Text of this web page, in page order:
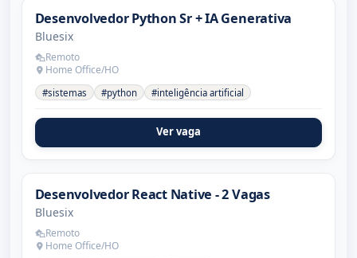
Desenvolvedor Python Sr + IA Generativa
Bluesix
Remoto
Home Office/HO
#sistemas #python #inteligência artificial
Ver vaga
Desenvolvedor React Native - 2 Vagas
Bluesix
Remoto
Home Office/HO